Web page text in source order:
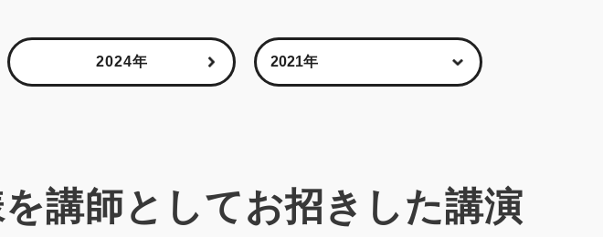
2024年
講師としてお招きした講演